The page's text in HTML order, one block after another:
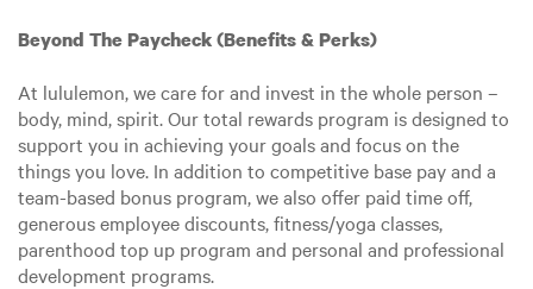
Beyond The Paycheck (Benefits & Perks)
At lululemon, we care for and invest in the whole person –
body, mind, spirit. Our total rewards program is designed to
support you in achieving your goals and focus on the
things you love. In addition to competitive base pay and a
team-based bonus program, we also offer paid time off,
generous employee discounts, fitness/yoga classes,
parenthood top up program and personal and professional
development programs.